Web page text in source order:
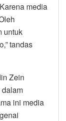
media
untuk
tandas
Zein
dalam
ini media